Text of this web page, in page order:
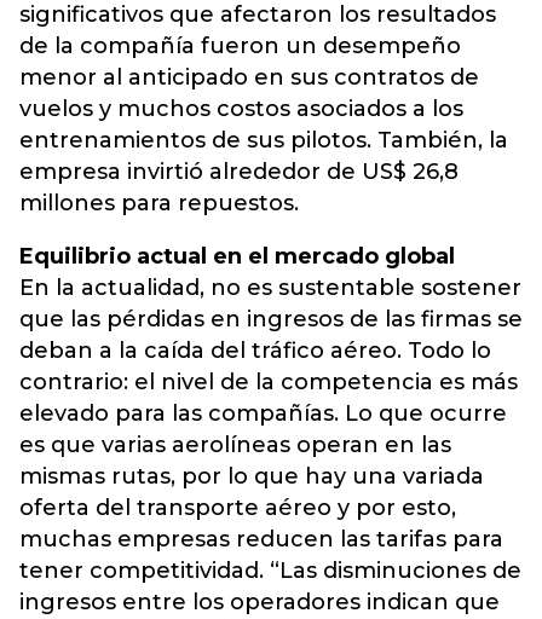
significativos que afectaron los resultados
de la compañía fueron un desempeño
menor al anticipado en sus contratos de
vuelos y muchos costos asociados a los
entrenamientos de sus pilotos. También, la
empresa invirtió alrededor de US$ 26,8
millones para repuestos.
Equilibrio actual en el mercado global
En la actualidad, no es sustentable sostener
que las pérdidas en ingresos de las firmas se
deban a la caída del tráfico aéreo. Todo lo
contrario: el nivel de la competencia es más
elevado para las compañías. Lo que ocurre
es que varias aerolíneas operan en las
mismas rutas, por lo que hay una variada
oferta del transporte aéreo y por esto,
muchas empresas reducen las tarifas para
tener competitividad. “Las disminuciones de
ingresos entre los operadores indican que